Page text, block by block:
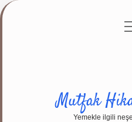
Gizlilik
Mutfak
Yemekle ilgili